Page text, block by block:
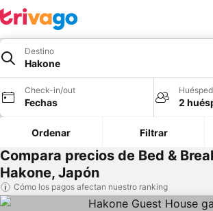
Destino
Hakone
Check-in/out
Fechas 2
Ordenar Filtrar
Compara precios de Bed &
Hakone, Japón
Cómo los pagos afectan nuestro ranking